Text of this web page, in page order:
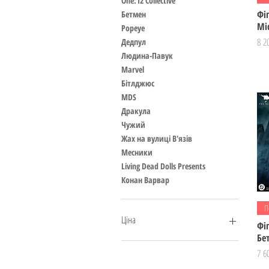
Бетмен
Popeye
Дедпул
Людина-Павук
Marvel
Бітлджюс
MDS
Дракула
Чужий
Жах на вулиці В'язів
Месники
Living Dead Dolls Presents
Конан Варвар
Ціна
8
7